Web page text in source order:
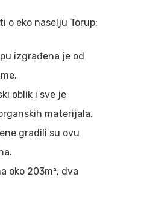
o eko naselju Torup:
izgrađena je od
oblik i sve je
materijala.
gradili su ovu
oko 203m², dva